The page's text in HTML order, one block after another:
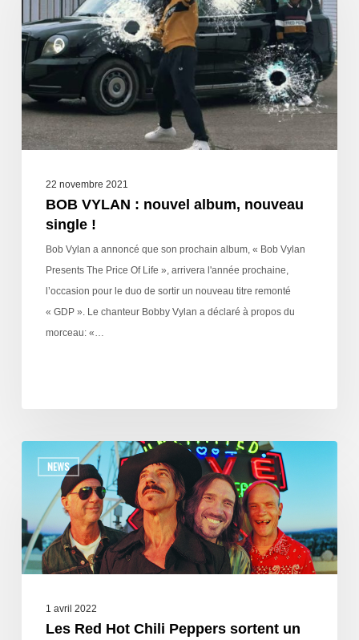
22 novembre 2021
BOB VYLAN : nouvel album, nouveau
single !
Bob Vylan a annoncé que son prochain album, « Bob Vylan
Presents The Price Of Life », arrivera l'année prochaine,
l’occasion pour le duo de sortir un nouveau titre remonté
« GDP ». Le chanteur Bobby Vylan a déclaré à propos du
morceau: «…
NEWS
1 avril 2022
Les Red Hot Chili Peppers sortent un